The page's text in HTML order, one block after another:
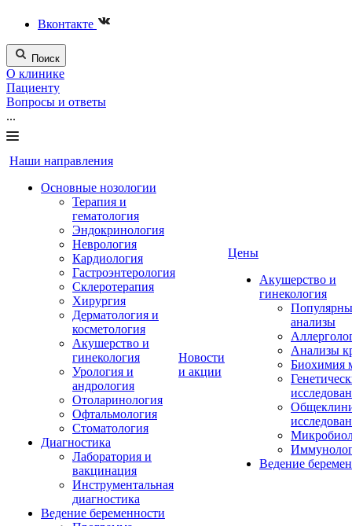
Вконтакте
Поиск
О клинике
Пациенту
Вопросы и ответы
...
Наши направления
Основные нозологии
Терапия и
гематология
Эндокринология
Неврология
Кардиология
Гастроэнтерология
Склеротерапия
Хирургия
Дерматология и
косметология
Акушерство и
гинекология
Урология и
андрология
Отоларинология
Офтальмология
Стоматология
Диагностика
Лаборатория и
вакцинация
Инструментальная
диагностика
Ведение беременности
Новости
и акции
Цены
Акушерство и
гинекология
анализы
Анализы
Биохимия
Ведение